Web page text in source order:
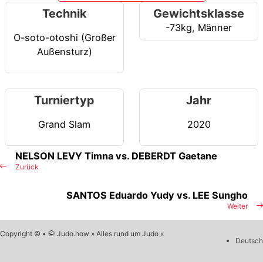
Technik
O-soto-otoshi (Großer
Außensturz)
Gewichtsklasse
-73kg, Männer
Turniertyp
Grand Slam
Jahr
2020
Zurück
NELSON LEVY Timna vs. DEBERDT Gaetane
Weiter
SANTOS Eduardo Yudy vs. LEE Sungho
Copyright © • 🥋 Judo.how » Alles rund um Judo «
Deutsch